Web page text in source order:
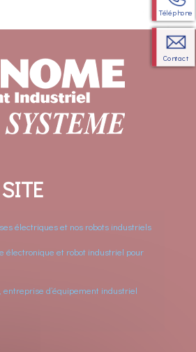
électriques et nos robots industriels
électronique et robot industriel pour
entreprise d’équipement industriel
Téléphone
Contact